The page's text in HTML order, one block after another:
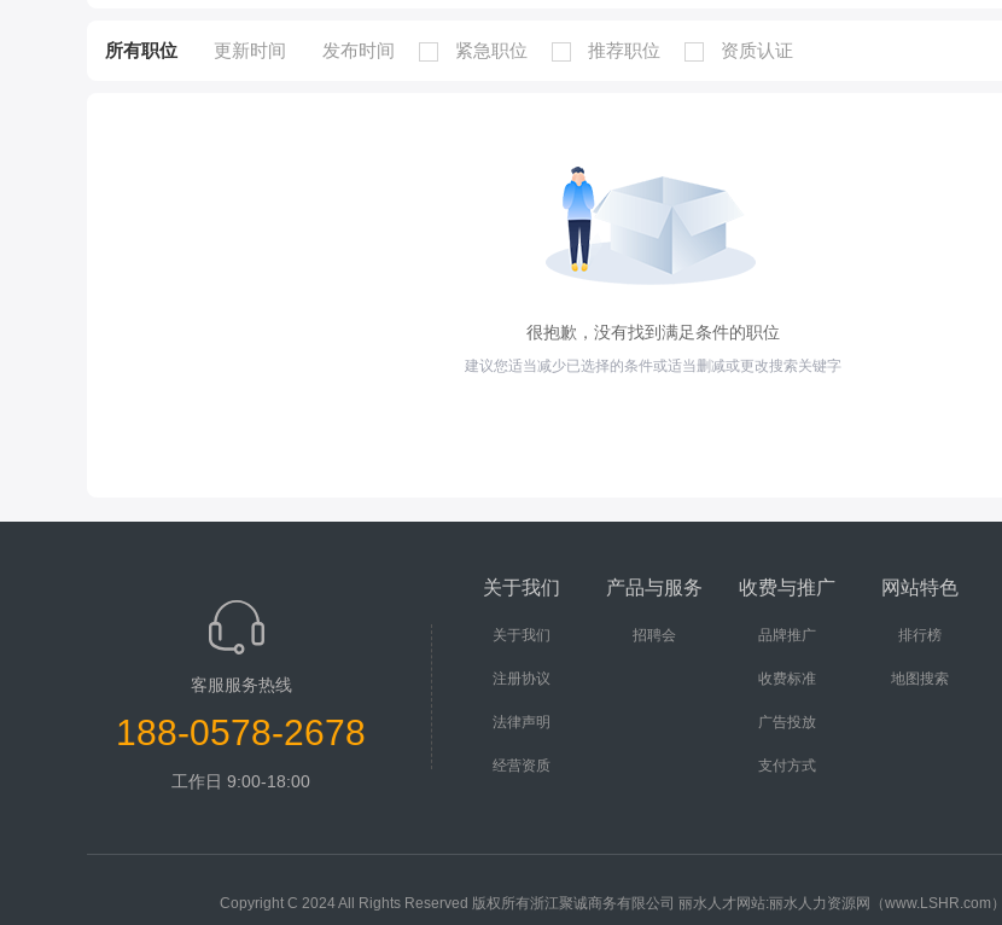
所有职位 更新时间 发布时间 紧急职位 推荐职位 资质认证
很抱歉，没有找到满足条件的职位
建议您适当减少已选择的条件或适当删减或更改搜索关键字
客服服务热线
188-0578-2678
工作日 9:00-18:00
关于我们
关于我们
注册协议
法律声明
经营资质
产品与服务
招聘会
收费与推广
品牌推广
收费标准
广告投放
支付方式
网站特色
排行榜
地图搜索
Copyright C 2024 All Rights Reserved 版权所有浙江聚诚商务有限公司 丽水人才网站:丽水人力资源网（www.LSHR.com）